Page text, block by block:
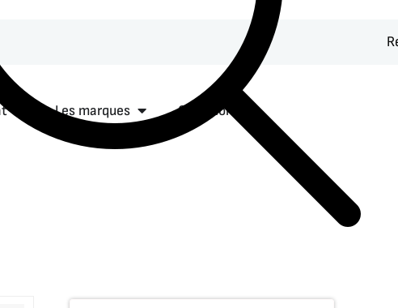
Ouvrir Équipement
Les marques Ouvrir Les marques
Occasions